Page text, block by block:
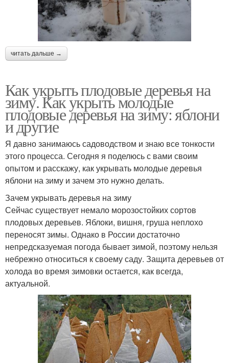
читать дальше →
Как укрыть плодовые деревья на
зиму. Как укрыть молодые
плодовые деревья на зиму: яблони
и другие
Я давно занимаюсь садоводством и знаю все тонкости
этого процесса. Сегодня я поделюсь с вами своим
опытом и расскажу, как укрывать молодые деревья
яблони на зиму и зачем это нужно делать.
Зачем укрывать деревья на зиму
Сейчас существует немало морозостойких сортов
плодовых деревьев. Яблоки, вишня, груша неплохо
переносят зимы. Однако в России достаточно
непредсказуемая погода бывает зимой, поэтому нельзя
небрежно относиться к своему саду. Защита деревьев от
холода во время зимовки остается, как всегда,
актуальной.